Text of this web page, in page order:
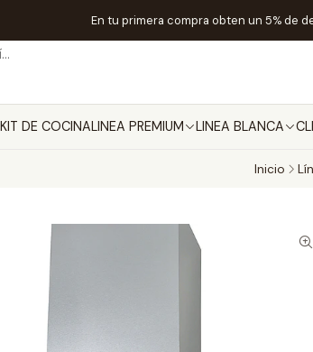
KIT DE COCINALINEA PREMIUM LINEA BLANCA
En tu primera compra obten un 5% de
Inicio